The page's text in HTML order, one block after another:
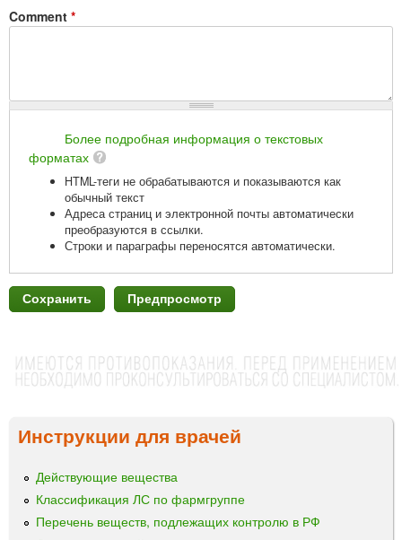
Comment *
Более подробная информация о текстовых
форматах
HTML-теги не обрабатываются и показываются как
обычный текст
Адреса страниц и электронной почты автоматически
преобразуются в ссылки.
Строки и параграфы переносятся автоматически.
Инструкции для врачей
Действующие вещества
Классификация ЛС по фармгруппе
Перечень веществ, подлежащих контролю в РФ